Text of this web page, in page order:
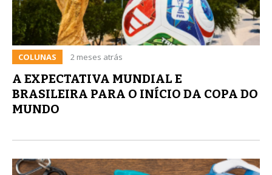
COLUNAS 2 meses atrás
A EXPECTATIVA MUNDIAL E
BRASILEIRA PARA O INÍCIO DA COPA DO
MUNDO